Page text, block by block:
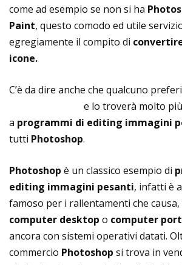
come ad esempio se non si ha
Paint, questo comodo ed utile
egregiamente il compito di
icone.
C’è da dire anche che qualcuno
e lo troverà molto
a programmi di editing immagini
tutti Photoshop.
Photoshop è un classico esempio di
editing immagini pesanti, infatti è
famoso per i rallentamenti che
computer desktop o computer
ancora con sistemi operativi datati.
commercio Photoshop si trova in